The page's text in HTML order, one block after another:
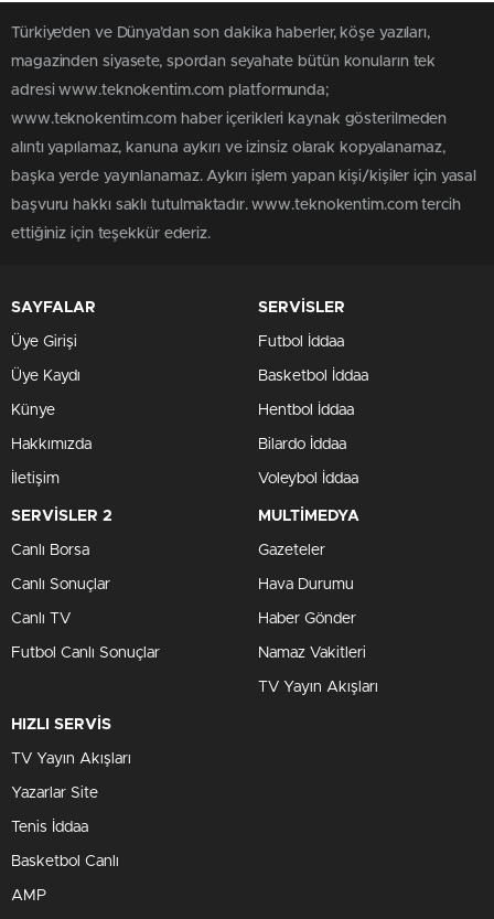
Türkiye'den ve Dünya’dan son dakika haberler, köşe yazıları,
magazinden siyasete, spordan seyahate bütün konuların tek
adresi www.teknokentim.com platformunda;
www.teknokentim.com haber içerikleri kaynak gösterilmeden
alıntı yapılamaz, kanuna aykırı ve izinsiz olarak kopyalanamaz,
başka yerde yayınlanamaz. Aykırı işlem yapan kişi/kişiler için yasal
başvuru hakkı saklı tutulmaktadır. www.teknokentim.com tercih
ettiğiniz için teşekkür ederiz.
SAYFALAR
Üye Girişi
Üye Kaydı
Künye
Hakkımızda
İletişim
SERVİSLER
Futbol İddaa
Basketbol İddaa
Hentbol İddaa
Bilardo İddaa
Voleybol İddaa
SERVİSLER 2
Canlı Borsa
Canlı Sonuçlar
Canlı TV
Futbol Canlı Sonuçlar
MULTİMEDYA
Gazeteler
Hava Durumu
Haber Gönder
Namaz Vakitleri
TV Yayın Akışları
HIZLI SERVİS
TV Yayın Akışları
Yazarlar Site
Tenis İddaa
Basketbol Canlı
AMP